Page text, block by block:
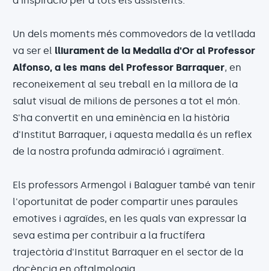
Un dels moments més commovedors de la vetllada
va ser el lliurament de la Medalla d'Or al Professor
Alfonso, a les mans del Professor Barraquer, en
reconeixement al seu treball en la millora de la
salut visual de milions de persones a tot el món.
S'ha convertit en una eminència en la història
d'Institut Barraquer, i aquesta medalla és un reflex
de la nostra profunda admiració i agraïment.
Els professors Armengol i Balaguer també van tenir
l'oportunitat de poder compartir unes paraules
emotives i agraïdes, en les quals van expressar la
seva estima per contribuir a la fructífera
trajectòria d'Institut Barraquer en el sector de la